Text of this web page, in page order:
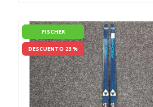
FISCHER
DESCUENTO 23 %